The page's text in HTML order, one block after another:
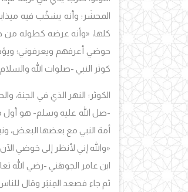
المحشَر؛ وأنه يشخُب فيه
كلها، «وأنه عرضه كطوله من
حوضي أعرفهم ويعرفوني؛
كوثر النبي -صلوات الله
الكوثر؛ النهر الذي في
-صل الله عليه وسلم- هو أول
أمة النبي مع بعضها البعض،
«والله إني لأنظر إلى حَوضي
ابن عامر الجوهَني -رضي الله
ثم جاء فصعد المِنبَر وقال